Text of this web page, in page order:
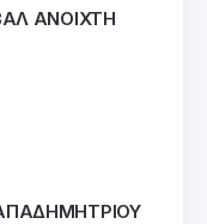
ΑΝΟΙΧΤΗ